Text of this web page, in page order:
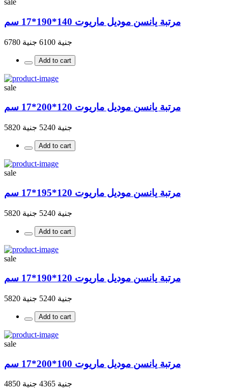
sale
مرتبة يانسن موديل ماريوت 140*190*17 سم
جنية 6100 جنية 6780
Add to cart
sale
مرتبة يانسن موديل ماريوت 120*200*17 سم
جنية 5240 جنية 5820
Add to cart
sale
مرتبة يانسن موديل ماريوت 120*195*17 سم
جنية 5240 جنية 5820
Add to cart
sale
مرتبة يانسن موديل ماريوت 120*190*17 سم
جنية 5240 جنية 5820
Add to cart
sale
مرتبة يانسن موديل ماريوت 100*200*17 سم
جنية 4365 جنية 4850